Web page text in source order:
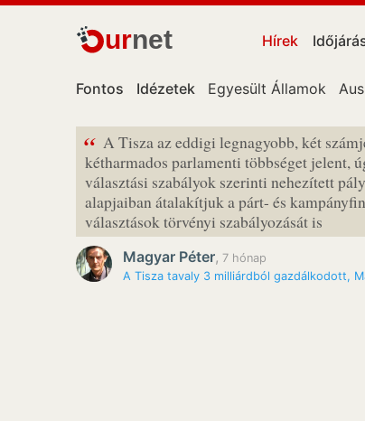
urnet Hírek
Fontos Idézetek Egyesült Államok
“ A Tisza az eddigi legnagyobb, két
kétharmados parlamenti többséget jelent,
választási szabályok szerinti nehezített
alapjaiban átalakítjuk a párt- és
választások törvényi szabályozását is
Magyar Péter, 7 hónap
A Tisza tavaly 3 milliárdból gazdálkodott,